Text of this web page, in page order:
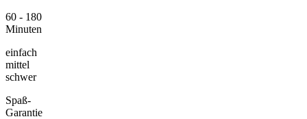
60 - 180
Minuten
einfach
mittel
schwer
Spaß-
Garantie